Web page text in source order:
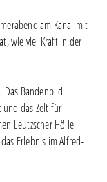
am Kanal mit
wie viel Kraft in der
Das Bandenbild
das Zelt für
Leutzscher Hölle
Erlebnis im Alfred-